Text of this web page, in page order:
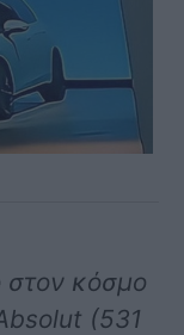
στον κόσμο
(531